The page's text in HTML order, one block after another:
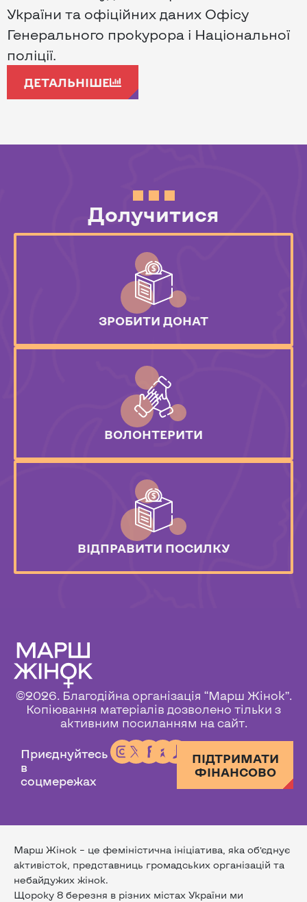
України та офіційних даних Офісу
Генерального прокурора і Національної
поліції.
ДЕТАЛЬНІШЕ
Долучитися
ЗРОБИТИ ДОНАТ
ВОЛОНТЕРИТИ
ВІДПРАВИТИ ПОСИЛКУ
©2026. Благодійна організація “Марш Жінок”.
Копіювання матеріалів дозволено тільки з
активним посиланням на сайт.
Приєднуйтесь
в
соцмережах
ПІДТРИМАТИ
ФІНАНСОВО
Марш Жінок – це феміністична ініціатива, яка об’єднує
активісток, представниць громадських організацій та
небайдужих жінок.
Щороку 8 березня в різних містах України ми